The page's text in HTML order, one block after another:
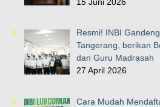
Resmi! INBI
Tangerang, berikan
dan Guru Madrasah
27 April 2026
Cara Mudah